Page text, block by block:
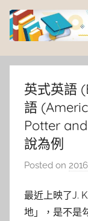
Skip
content
臺
灣
大
學
書
英式英語
語
Potter
說為例
Posted on
最近上映了J.
地」，是不是